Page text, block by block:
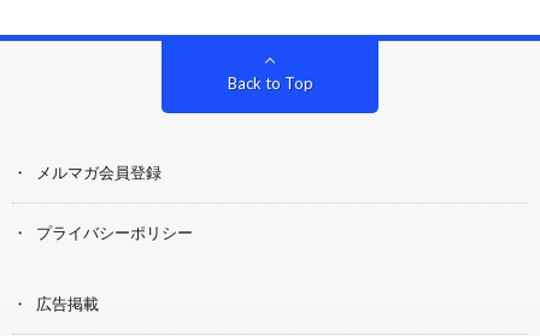
Back to Top
メルマガ会員登録
プライバシーポリシー
広告掲載